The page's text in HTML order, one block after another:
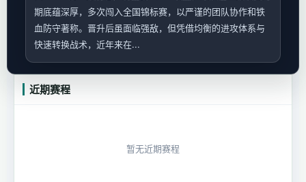
期底蕴深厚，多次闯入全国锦标赛，以严谨的团队协作和铁
血防守著称。晋升后虽面临强敌，但凭借均衡的进攻体系与
快速转换战术，近年来在...
近期赛程
暂无近期赛程